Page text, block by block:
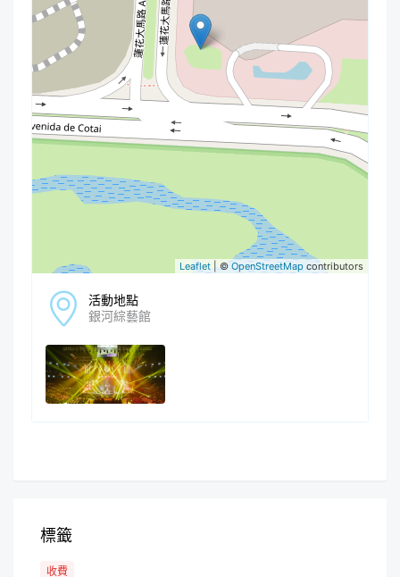
Leaflet | ©OpenStreetMap contributors
活動地點
銀河綜藝館
標籤
收費